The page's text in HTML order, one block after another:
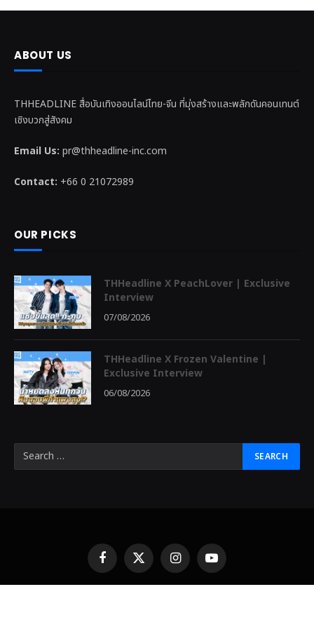
ABOUT US
THHEADLINE สื่อบันเทิงออนไลน์ไทย-จีน ที่มุ่งสร้างและพลักดันคอนเทนต์
เชิงบวกสู่สังคม
Email Us: pr@thheadline-inc.com
Contact: +66 0 21072989
OUR PICKS
THHeadline X PeachLover | Exclusive
Interview
07/08/2026
THHeadline X Frozen Valentine |
Exclusive Interview
06/08/2026
FacebookX
(Twitter)
InstagramYouTube